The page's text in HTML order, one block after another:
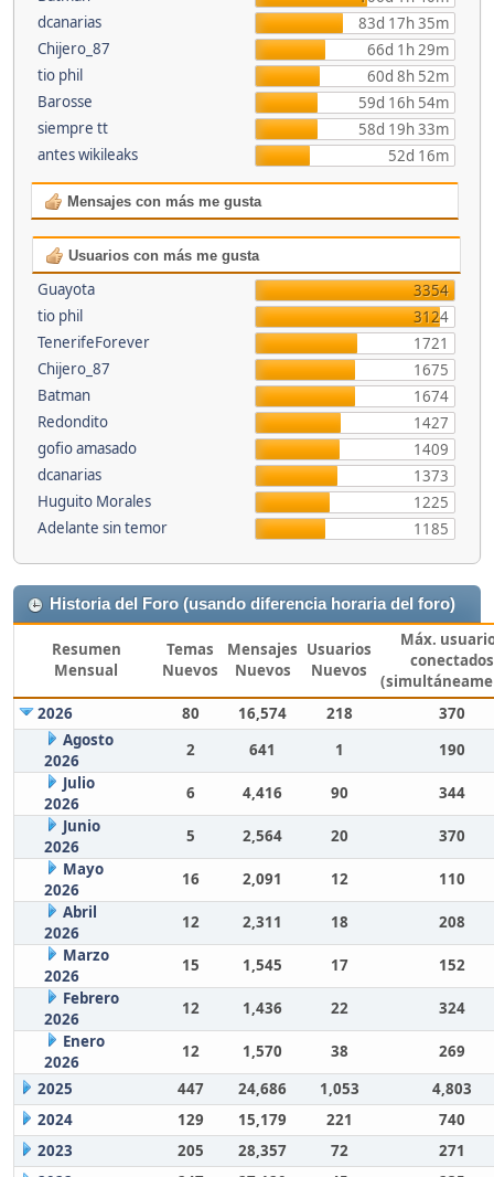
dcanarias
83d 17h 35m
Chijero_87
66d 1h 29m
tio phil
60d 8h 52m
Barosse
59d 16h 54m
siempre tt
58d 19h 33m
antes wikileaks
52d 16m
Mensajes con más me gusta
Usuarios con más me gusta
Guayota
3354
tio phil
3124
TenerifeForever
1721
Chijero_87
1675
Batman
1674
Redondito
1427
gofio amasado
1409
dcanarias
1373
Huguito Morales
1225
Adelante sin temor
1185
Historia del Foro (usando diferencia horaria del foro)
Resumen
Mensual
Temas
Nuevos
Mensajes
Nuevos
Usuarios
Nuevos
Máx.
conectados
2026
80 16,574 218
370
Agosto
2026
2 641 1
190
Julio
2026
6 4,416 90
344
Junio
2026
5 2,564 20
370
Mayo
2026
16 2,091 12
110
Abril
2026
12 2,311 18
208
Marzo
2026
15 1,545 17
152
Febrero
2026
12 1,436 22
324
Enero
2026
12 1,570 38
269
2025
447 24,686 1,053
4,803
2024
129 15,179 221
740
2023
205 28,357 72
271